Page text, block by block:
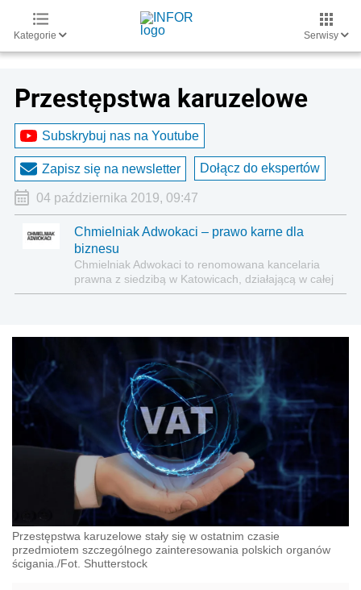
Kategorie Serwisy
Przestępstwa karuzelowe
Subskrybuj nas na Youtube
Zapisz się na newsletter Dołącz do ekspertów
04 października 2019, 09:47
Chmielniak Adwokaci – prawo karne dla
biznesu
Chmielniak Adwokaci to renomowana kancelaria
prawna z siedzibą w Katowicach, działającą w całej
Polsce
Przestępstwa karuzelowe stały się w ostatnim czasie
przedmiotem szczególnego zainteresowania polskich organów
ścigania./Fot. Shutterstock